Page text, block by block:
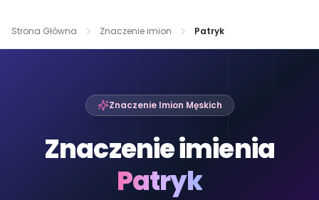
Strona Główna Znaczenie imion Patryk
Znaczenie Imion Męskich
Znaczenie imienia
Patryk